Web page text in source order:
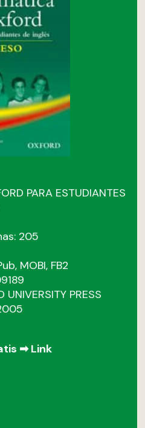
PARA ESTUDIANTES
205
MOBI, FB2
PRESS
➡Link